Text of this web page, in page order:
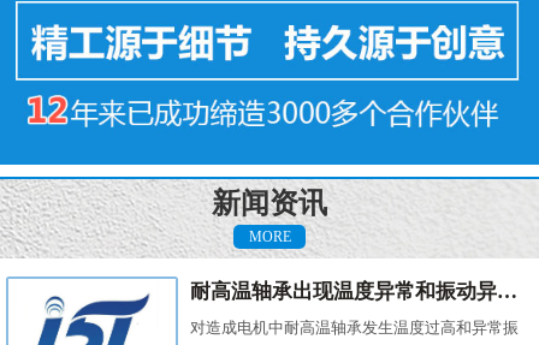
新闻资讯
MORE
耐高温轴承出现温度异常和振动异常的原因有哪些？
对造成电机中耐高温轴承发生温度过高和异常振